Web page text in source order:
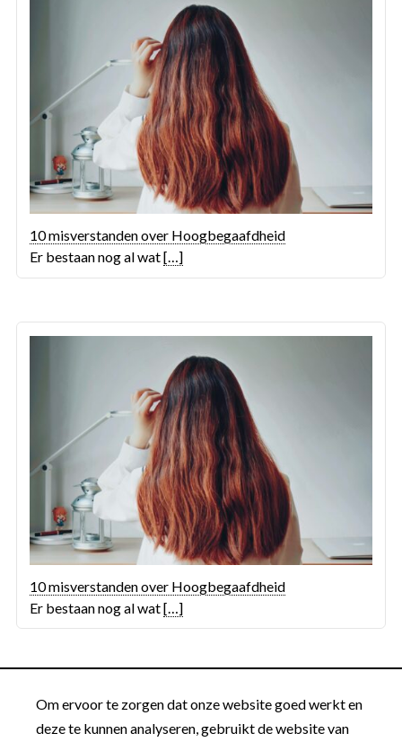
10 misverstanden over Hoogbegaafdheid
Er bestaan nog al wat[…]
10 misverstanden over Hoogbegaafdheid
Er bestaan nog al wat[…]
Om ervoor te zorgen dat onze website goed werkt en
deze te kunnen analyseren, gebruikt de website van